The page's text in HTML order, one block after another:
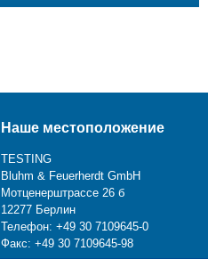
Наше местоположение
TESTING
Bluhm & Feuerherdt GmbH
Мотценерштрассе 26 б
12277 Берлин
Телефон: +49 30 7109645-0
Факс: +49 30 7109645-98